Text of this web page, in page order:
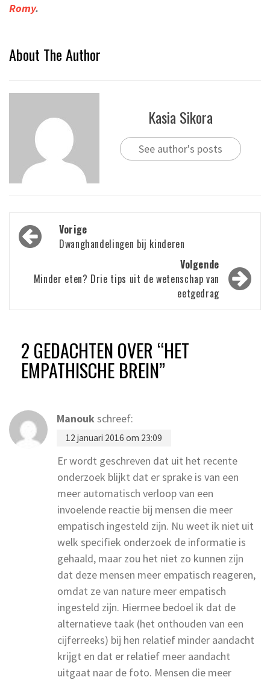
Romy.
About The Author
Kasia Sikora
See author's posts
Bericht
navigatie
Vorige
Dwanghandelingen bij kinderen
Volgende
Minder eten? Drie tips uit de wetenschap van
eetgedrag
2 GEDACHTEN OVER “HET
EMPATHISCHE BREIN”
Manoukschreef:
12 januari 2016 om 23:09
Er wordt geschreven dat uit het recente
onderzoek blijkt dat er sprake is van een
meer automatisch verloop van een
invoelende reactie bij mensen die meer
empatisch ingesteld zijn. Nu weet ik niet uit
welk specifiek onderzoek de informatie is
gehaald, maar zou het niet zo kunnen zijn
dat deze mensen meer empatisch reageren,
omdat ze van nature meer empatisch
ingesteld zijn. Hiermee bedoel ik dat de
alternatieve taak (het onthouden van een
cijferreeks) bij hen relatief minder aandacht
krijgt en dat er relatief meer aandacht
uitgaat naar de foto. Mensen die meer